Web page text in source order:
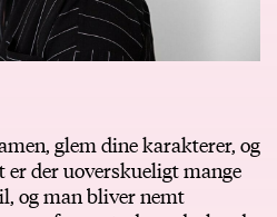
glem dine karakterer, og
der uoverskueligt mange
og man bliver nemt